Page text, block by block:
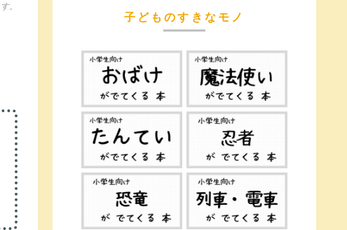
。
子どものすきなモノ